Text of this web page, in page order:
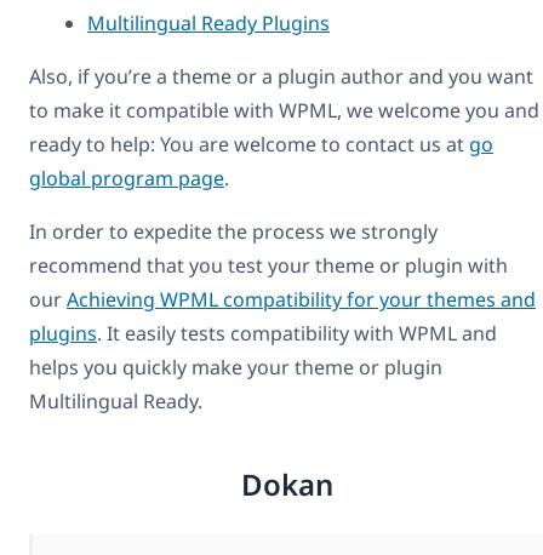
Multilingual Ready Plugins
Also, if you’re a theme or a plugin author and you want
to make it compatible with WPML, we welcome you and
ready to help: You are welcome to contact us at go
global program page.
In order to expedite the process we strongly
recommend that you test your theme or plugin with
ourAchieving WPML compatibility for your themes and
plugins. It easily tests compatibility with WPML and
helps you quickly make your theme or plugin
Multilingual Ready.
Dokan